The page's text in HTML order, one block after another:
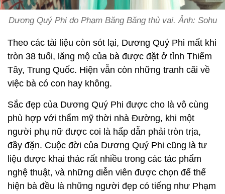
Dương Quý Phi do Phạm Băng Băng thủ vai. Ảnh: Sohu
Theo các tài liệu còn sót lại, Dương Quý Phi mất khi
tròn 38 tuổi, lăng mộ của bà được đặt ở tỉnh Thiểm
Tây, Trung Quốc. Hiện vẫn còn những tranh cãi về
việc bà có con hay không.
Sắc đẹp của Dương Quý Phi được cho là vô cùng
phù hợp với thẩm mỹ thời nhà Đường, khi một
người phụ nữ được coi là hấp dẫn phải tròn trịa,
đầy đặn. Cuộc đời của Dương Quý Phi cũng là tư
liệu được khai thác rất nhiều trong các tác phẩm
nghệ thuật, và những diễn viên được chọn để thể
hiện bà đều là những người đẹp có tiếng như Phạm